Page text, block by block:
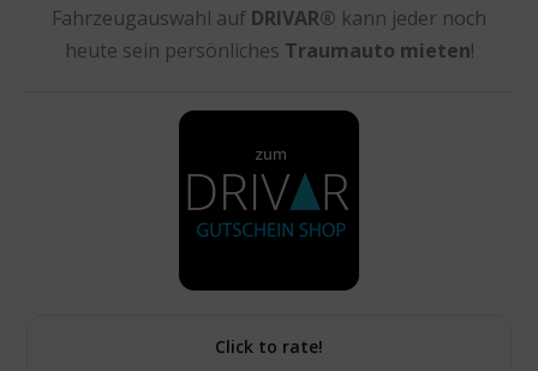
Fahrzeugauswahl auf DRIVAR® kann jeder noch
heute sein persönliches Traumauto mieten!
Click to rate!